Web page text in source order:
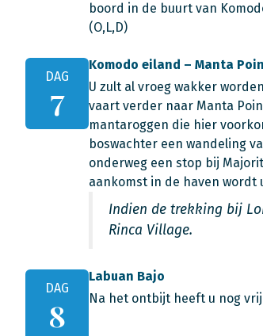
boord in de buurt van
(O,L,D)
DAG
7
Komodo eiland – Manta
U zult al vroeg wakker
vaart verder naar Manta
mantaroggen die hier
boswachter een wandeling
onderweg een stop bij
aankomst in de haven wordt
Indien de trekking bij
Rinca Village.
DAG
8
Labuan Bajo
Na het ontbijt heeft u nog